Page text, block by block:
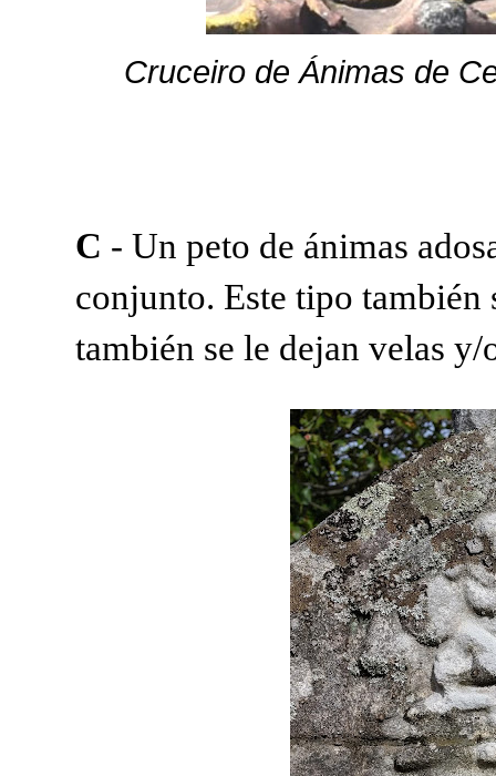
Cruceiro de Ánimas de
C - Un peto de ánimas
conjunto. Este tipo también
también se le dejan velas y/